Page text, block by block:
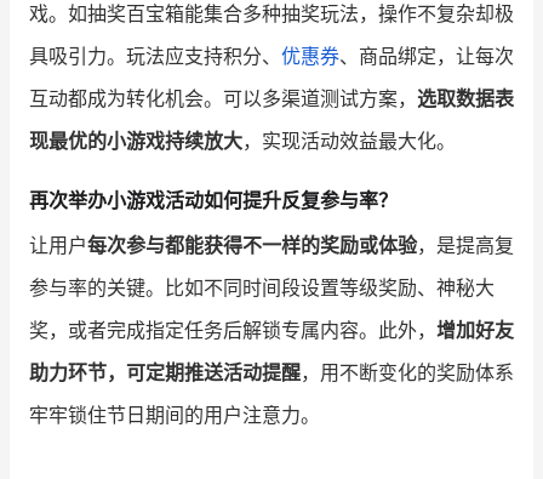
戏。如抽奖百宝箱能集合多种抽奖玩法，操作不复杂却极
具吸引力。玩法应支持积分、 优惠券、商品绑定，让每次
互动都成为转化机会。可以多渠道测试方案， 选取数据表
现最优的小游戏持续放大，实现活动效益最大化。
再次举办小游戏活动如何提升反复参与率？
让用户每次参与都能获得不一样的奖励或体验，是提高复
参与率的关键。比如不同时间段设置等级奖励、神秘大
奖，或者完成指定任务后解锁专属内容。此外， 增加好友
助力环节，可定期推送活动提醒，用不断变化的奖励体系
牢牢锁住节日期间的用户注意力。